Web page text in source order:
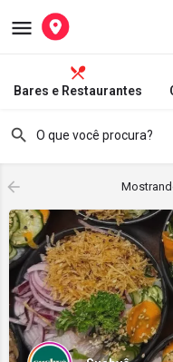
Bares e Restaurantes